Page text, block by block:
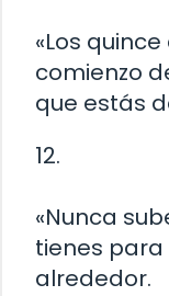
«Los
comienzo
que estás
12.
«Nunca
tienes
alrededor.